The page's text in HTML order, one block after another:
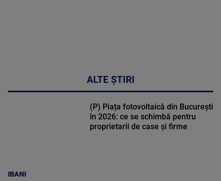
ALTE ȘTIRI
IBANI
(P) Piața fotovoltaică din București
în 2026: ce se schimbă pentru
proprietarii de case și firme